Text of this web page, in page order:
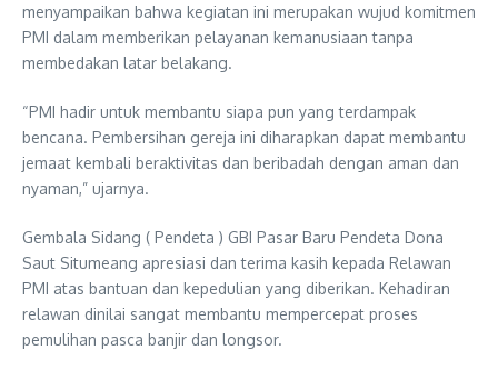
menyampaikan bahwa kegiatan ini merupakan wujud komitmen
PMI dalam memberikan pelayanan kemanusiaan tanpa
membedakan latar belakang.
“PMI hadir untuk membantu siapa pun yang terdampak
bencana. Pembersihan gereja ini diharapkan dapat membantu
jemaat kembali beraktivitas dan beribadah dengan aman dan
nyaman,” ujarnya.
Gembala Sidang ( Pendeta ) GBI Pasar Baru Pendeta Dona
Saut Situmeang apresiasi dan terima kasih kepada Relawan
PMI atas bantuan dan kepedulian yang diberikan. Kehadiran
relawan dinilai sangat membantu mempercepat proses
pemulihan pasca banjir dan longsor.